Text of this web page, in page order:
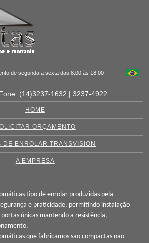
de segunda a sexta das 8:00 às 18:00
Fone: (14)3237-1632 | 3237-4922
HOME
ORÇAMENTO
DE ENROLAR TRANSVISION
A EMPRESA
tipo de enrolar produzidas pela
e praticidade, permitindo instalação
únicas mantendo a resistência,
que fabricamos são compactas não